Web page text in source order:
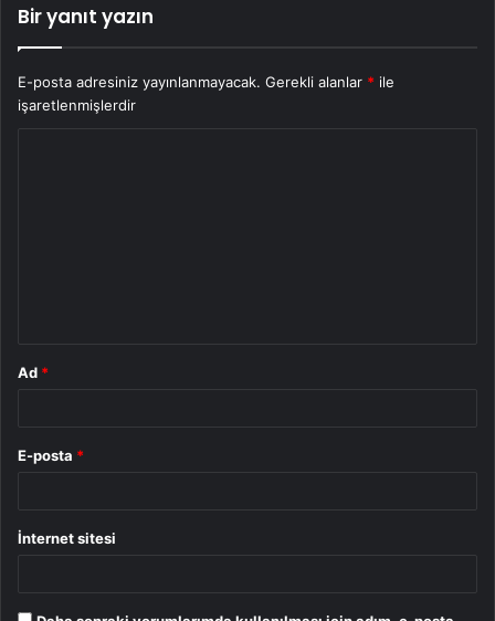
Bir yanıt yazın
E-posta adresiniz yayınlanmayacak. Gerekli alanlar * ile
işaretlenmişlerdir
Ad *
E-posta *
İnternet sitesi